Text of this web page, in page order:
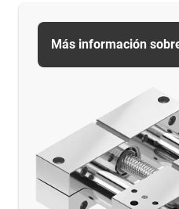
Más información